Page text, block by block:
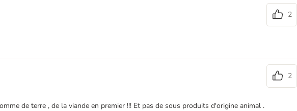
2
2
de terre , de la viande en premier !!! Et pas de sous produits d'origine animal .